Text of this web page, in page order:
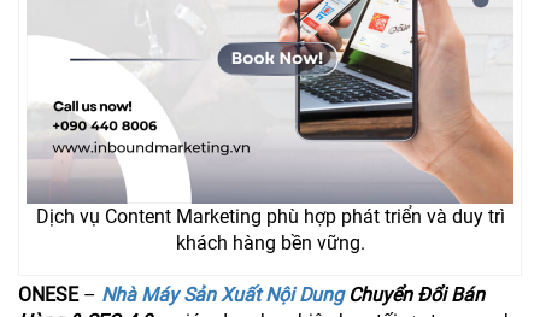
Dịch vụ Content Marketing phù hợp phát triển và duy trì
khách hàng bền vững.
ONESE– Nhà Máy Sản Xuất Nội DungChuyển Đổi Bán